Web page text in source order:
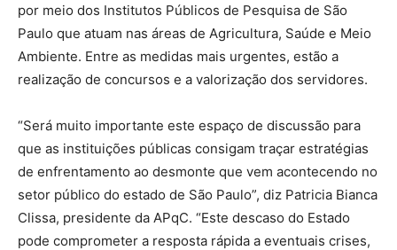
por meio dos Institutos Públicos de Pesquisa de São
Paulo que atuam nas áreas de Agricultura, Saúde e Meio
Ambiente. Entre as medidas mais urgentes, estão a
realização de concursos e a valorização dos servidores.
“Será muito importante este espaço de discussão para
que as instituições públicas consigam traçar estratégias
de enfrentamento ao desmonte que vem acontecendo no
setor público do estado de São Paulo”, diz Patricia Bianca
Clissa, presidente da APqC. “Este descaso do Estado
pode comprometer a resposta rápida a eventuais crises,